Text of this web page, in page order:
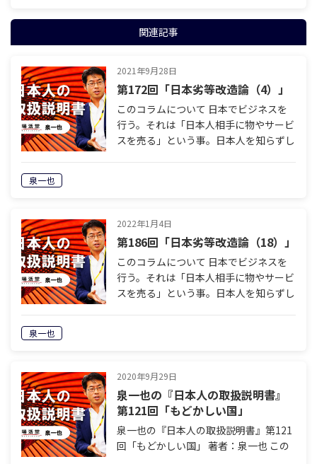
関連記事
2021年9月28日
第172回「日本劣等改造論（4）」
このコラムについて 日本でビジネスを
行う。それは「日本人相手に物やサービ
スを売る」という事。日本人を知らずし
泉一也
2022年1月4日
第186回「日本劣等改造論（18）」
このコラムについて 日本でビジネスを
行う。それは「日本人相手に物やサービ
スを売る」という事。日本人を知らずし
泉一也
2020年9月29日
泉一也の『日本人の取扱説明書』
第121回「もどかしい国」
泉一也の『日本人の取扱説明書』第121
回「もどかしい国」 著者：泉一也 この